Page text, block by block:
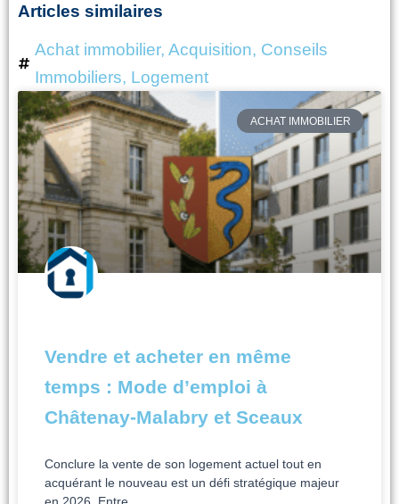
Articles similaires
Achat immobilier, Acquisition, Conseils
Immobiliers, Logement
ACHAT IMMOBILIER
Vendre et acheter en même
temps : Mode d’emploi à
Châtenay-Malabry et Sceaux
Conclure la vente de son logement actuel tout en
acquérant le nouveau est un défi stratégique majeur
Page Page